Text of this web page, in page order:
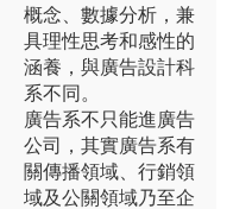
概念、數據分析，兼
具理性思考和感性的
涵養，與廣告設計科
系不同。
廣告系不只能進廣告
公司，其實廣告系有
關傳播領域、行銷領
域及公關領域乃至企